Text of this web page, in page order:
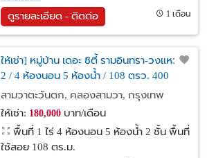
ดูรายละเอียด - ติดต่อ 1 เดือน
ให้เช่า] หมู่บ้าน เดอะ ซิตี้ รามอินทรา-วงแหวน
2 / 4 ห้องนอน 5 ห้องน้ำ / 108 ตรว. 400
ตรม. **180,000 บาท**
สามวาตะวันตก, คลองสามวา, กรุงเทพ
ให้เช่า: 180,000บาท/เดือน
พื้นที่ 1 ไร่ 4 ห้องนอน 5 ห้องน้ำ 2 ชั้น พื้นที่
ใช้สอย 108 ตร.ม.